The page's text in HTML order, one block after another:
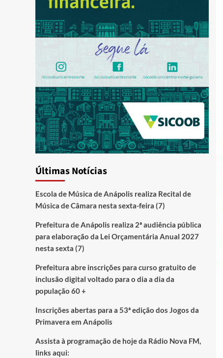
Últimas Notícias
Escola de Música de Anápolis realiza Recital de
Música de Câmara nesta sexta-feira (7)
Prefeitura de Anápolis realiza 2ª audiência pública
para elaboração da Lei Orçamentária Anual 2027
nesta sexta (7)
Prefeitura abre inscrições para curso gratuito de
inclusão digital voltado para o dia a dia da
população 60 +
Inscrições abertas para a 53ª edição dos Jogos da
Primavera em Anápolis
Assista à programação de hoje da Rádio Nova FM,
links aqui: